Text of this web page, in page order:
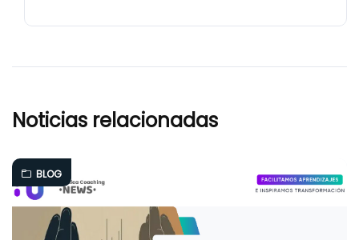
Noticias relacionadas
BLOG